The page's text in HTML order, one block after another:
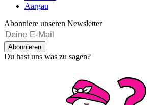
Aargau
Abonniere unseren Newsletter
Abonnieren
Du hast uns was zu sagen?